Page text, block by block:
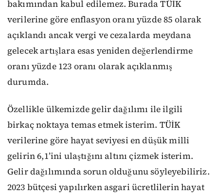
bakımından kabul edilemez. Burada TÜİK
verilerine göre enflasyon oranı yüzde 85 olarak
açıklandı ancak vergi ve cezalarda meydana
gelecek artışlara esas yeniden değerlendirme
oranı yüzde 123 oranı olarak açıklanmış
durumda.
Özellikle ülkemizde gelir dağılımı ile ilgili
birkaç noktaya temas etmek isterim. TÜİK
verilerine göre hayat seviyesi en düşük milli
gelirin 6,1’ini ulaştığını altını çizmek isterim.
Gelir dağılımında sorun olduğunu söyleyebiliriz.
2023 bütçesi yapılırken asgari ücretlilerin hayat